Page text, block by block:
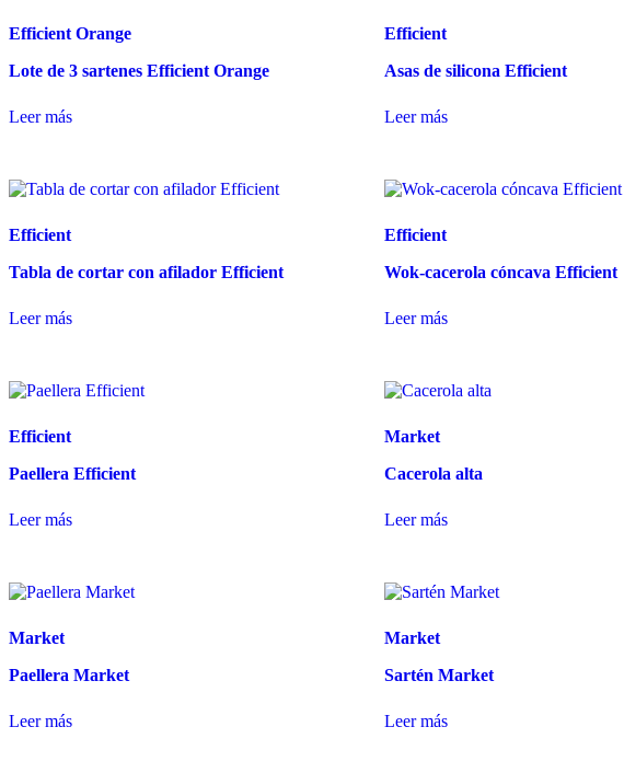
Efficient Orange
Lote de 3 sartenes Efficient Orange
Leer más
Efficient
Asas de silicona Efficient
Leer más
Efficient
Tabla de cortar con afilador Efficient
Leer más
Efficient
Wok-cacerola cóncava Efficient
Leer más
Efficient
Paellera Efficient
Leer más
Market
Cacerola alta
Leer más
Market
Paellera Market
Leer más
Market
Sartén Market
Leer más